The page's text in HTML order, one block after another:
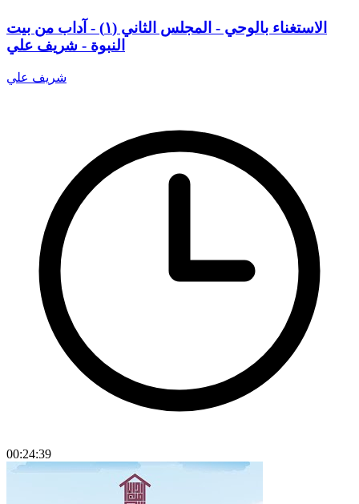
الاستغناء بالوحي - المجلس الثاني (١) - آداب من بيت
النبوة - شريف علي
شريف علي
00:24:39